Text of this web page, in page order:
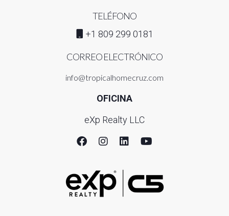
TELÉFONO
+1 809 299 0181
CORREO ELECTRÓNICO
info@tropicalhomecruz.com
OFICINA
eXp Realty LLC